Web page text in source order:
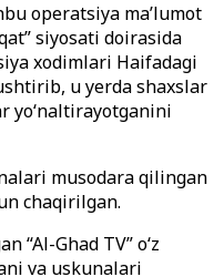
operatsiya ma’lumot
siyosati doirasida
xodimlari Haifadagi
u yerda shaxslar
yo‘naltirayotganini
musodara qilingan
chaqirilgan.
“Al-Ghad TV” o‘z
va uskunalari